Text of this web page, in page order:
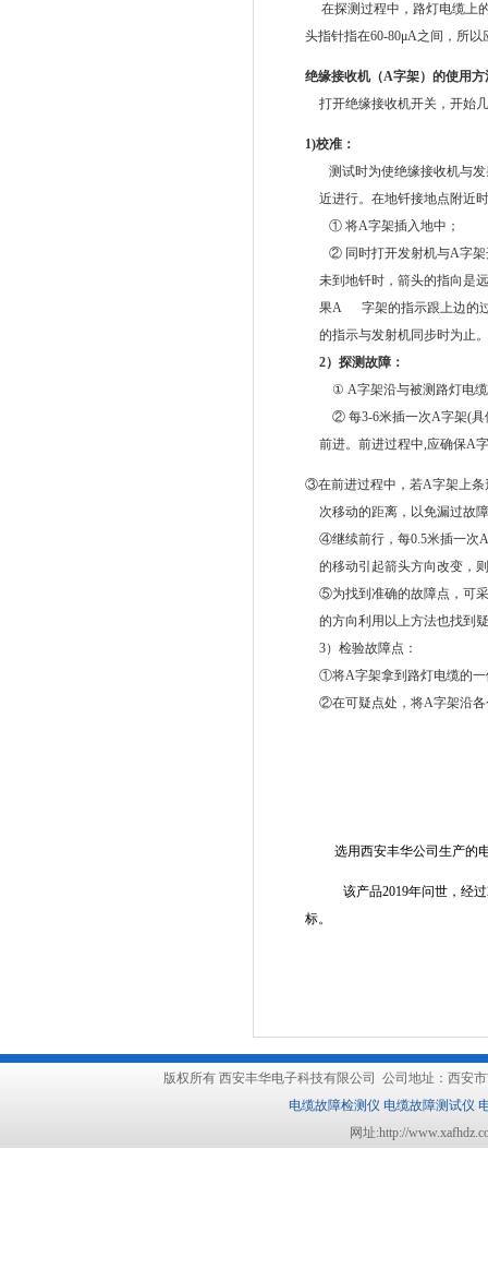
在探测过程中，路灯电缆上
头指针指在60-80μA之间，所以
绝缘接收机（A字架）的使用方
打开绝缘接收机开关，开始
1)校准：
测试时为使绝缘接收机与
近进行。在地钎接地点附近
①将A字架插入地中；
② 同时打开发射机与A字
未到地钎时，箭头的指向是
果A
字架的指示跟上边的
的指示与发射机同步时为止
2）探测故障：
① A字架沿与被测路灯电
②每3-6米插一次A字架(具
前进。前进过程中,应确保A
③在前进过程中，若A字架上条
次移动的距离，以免漏过故
④继续前行，每0.5米插一次
的移动引起箭头方向改变，
⑤为找到准确的故障点，可
的方向利用以上方法也找到
3）检验故障点：
①将A字架拿到路灯电缆的
②在可疑点处，将A字架沿
选用西安丰华公司生产的
该产品2019年问世，经过
标。
版权所有 西安丰华电子科技有限公司
公司地址：西安市
电缆故障检测仪 电缆故障测试仪
网址:http://